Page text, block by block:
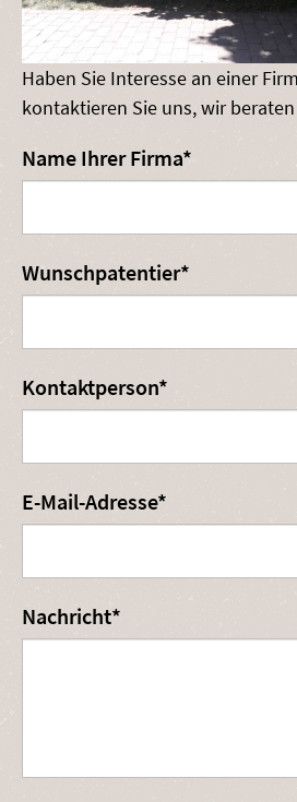
Haben Sie Interesse an einer
kontaktieren Sie uns, wir
Pflichtfeld
Name Ihrer Firma*
Pflichtfeld
Wunschpatentier*
Pflichtfeld
Kontaktperson*
Pflichtfeld
E-Mail-Adresse*
Pflichtfeld
Nachricht*